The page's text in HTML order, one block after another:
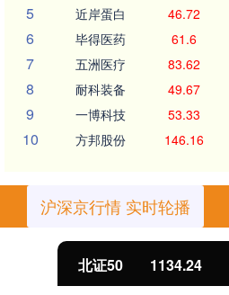
5 近岸蛋白 46.72
6 毕得医药 61.6
7 五洲医疗 83.62
8 耐科装备 49.67
9 一博科技 53.33
10 方邦股份 146.16
沪深京行情 实时轮播
北证50 1134.24